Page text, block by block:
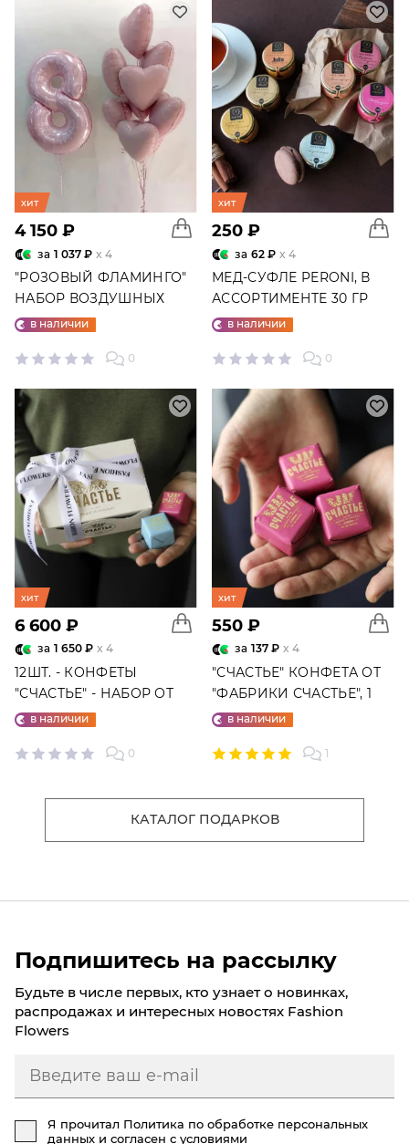
хит
4 150 ₽
за 1 037 ₽ x 4
"РОЗОВЫЙ ФЛАМИНГО"
НАБОР ВОЗДУШНЫХ
ШАРОВ №25
в наличии
0
хит
250 ₽
за 62 ₽ x 4
МЕД-СУФЛЕ PERONI, В
АССОРТИМЕНТЕ 30 ГР
в наличии
0
хит
6 600 ₽
за 1 650 ₽ x 4
12ШТ. - КОНФЕТЫ
"СЧАСТЬЕ" - НАБОР ОТ
"ФАБРИКИ СЧАСТЬЕ"
в наличии
0
хит
550 ₽
за 137 ₽ x 4
"СЧАСТЬЕ" КОНФЕТА ОТ
"ФАБРИКИ СЧАСТЬЕ", 1
ШТ.в наличии
1
КАТАЛОГ ПОДАРКОВ
Подпишитесь на рассылку
Будьте в числе первых, кто узнает о новинках,
распродажах и интересных новостях Fashion
Flowers
Я прочитал Политика по обработке персональных
данных и согласен с условиями